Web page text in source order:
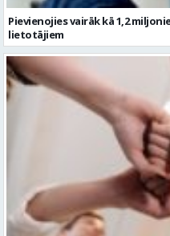
Ko darīt ar kolēģiem vasarā, 10
pasākumam